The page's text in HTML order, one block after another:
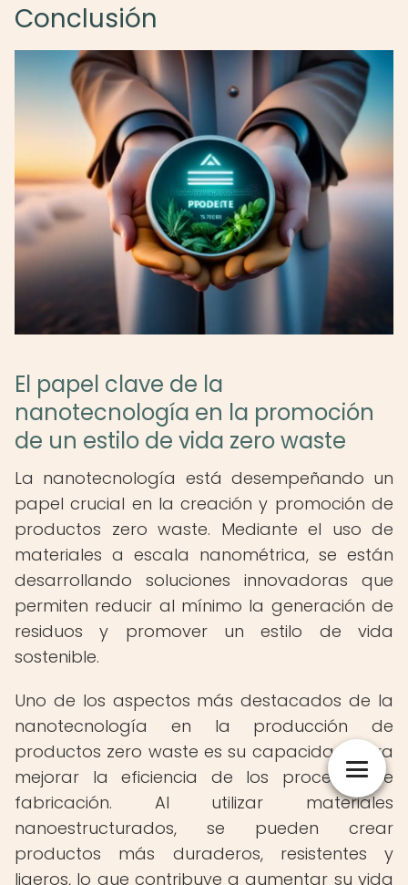
Conclusión
El papel clave de la
nanotecnología en la promoción
de un estilo de vida zero waste
La nanotecnología está desempeñando un
papel crucial en la creación y promoción de
productos zero waste. Mediante el uso de
materiales a escala nanométrica, se están
desarrollando soluciones innovadoras que
permiten reducir al mínimo la generación de
residuos y promover un estilo de vida
sostenible.
Uno de los aspectos más destacados de la
nanotecnología en la producción de
productos zero waste es su capacidad para
mejorar la eficiencia de los procesos de
fabricación. Al utilizar materiales
nanoestructurados, se pueden crear
productos más duraderos, resistentes y
ligeros, lo que contribuye a aumentar su vida